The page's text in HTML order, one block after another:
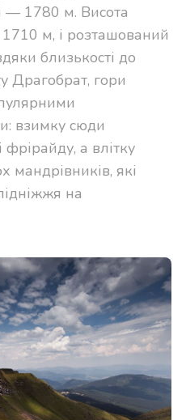
1780 м. Висота
м, і розташований
близькості до
Драгобрат, гори
взимку сюди
а влітку
мандрівників, які
на